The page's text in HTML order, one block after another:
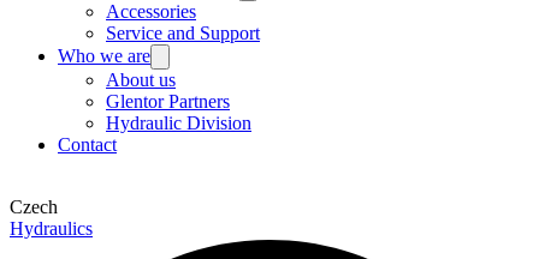
Accessories
Service and Support
Who we are
About us
Glentor Partners
Hydraulic Division
Contact
Czech
Hydraulics